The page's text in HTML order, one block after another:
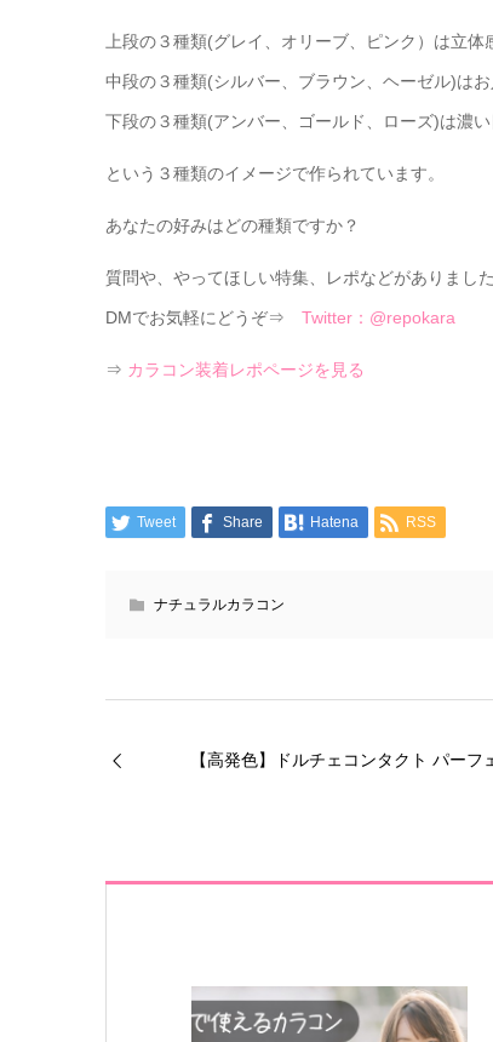
上段の３種類(グレイ、オリーブ、ピンク）は立体
中段の３種類(シルバー、ブラウン、ヘーゼル)はお
下段の３種類(アンバー、ゴールド、ローズ)は濃
という３種類のイメージで作られています。
あなたの好みはどの種類ですか？
質問や、やってほしい特集、レポなどがありまし
DMでお気軽にどうぞ⇒ Twitter：@repokara
⇒ カラコン装着レポページを見る
Tweet Share Hatena RSS
ナチュラルカラコン
【高発色】ドルチェコンタクト パーフ